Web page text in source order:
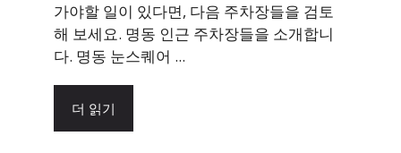
가야할 일이 있다면, 다음 주차장들을 검토
해 보세요. 명동 인근 주차장들을 소개합니
다. 명동 눈스퀘어 ...
더 읽기